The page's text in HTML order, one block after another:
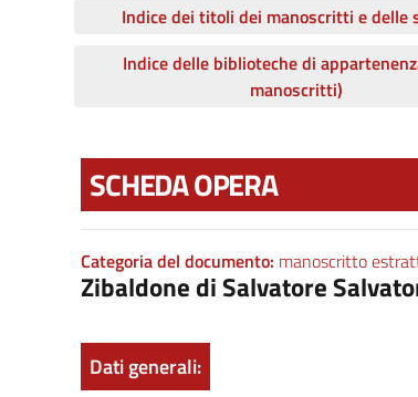
Indice dei titoli dei manoscritti e delle
Indice delle biblioteche di
manoscritti)
SCHEDA OPERA
Categoria del documento: manoscritto
Zibaldone di Salvatore
Dati generali: